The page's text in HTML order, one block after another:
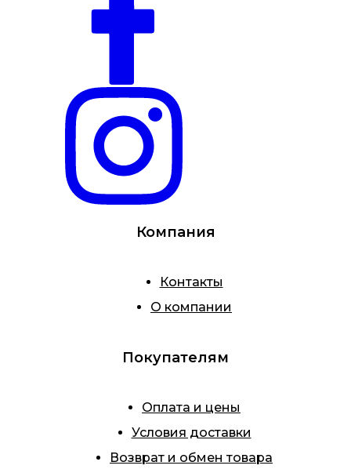
Компания
Контакты
О компании
Покупателям
Оплата и цены
Условия доставки
Возврат и обмен товара